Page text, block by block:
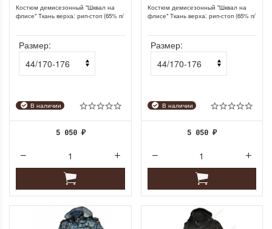
Поздравляем с
праздником 8 марта!
ПОДРОБНЕЕ
Сибирский Рельеф
6 марта 2026 15:08
Поздравляем с
Защитника
ПОДРОБНЕЕ
Сибирский Рельеф
22 февраля 2026 07:29
Костюм демисезонный "Шквал на
флисе" Ткань верха: рип-стоп (65% п/
Размер:
В наличии
5 050 ₽
Костюм демисезонный "Шквал на
флисе" Ткань верха: рип-стоп (65% п/
Размер:
В наличии
5 050₽